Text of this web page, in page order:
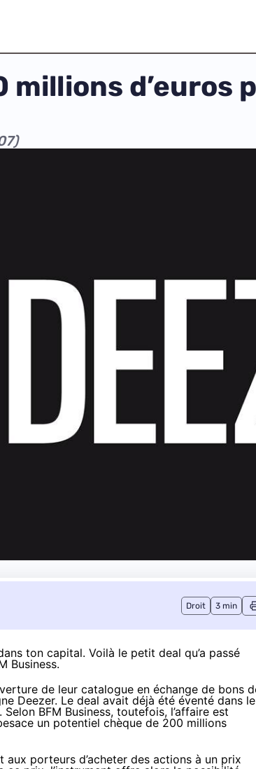
millions d’euros
Droit 3 min
ton capital. Voilà le petit deal qu’a passé
Business.
de leur catalogue en échange de bons
Deezer. Le deal avait déjà été éventé dans le
Selon BFM Business, toutefois, l’affaire est
un potentiel chèque de 200 millions
porteurs d’acheter des actions à un prix